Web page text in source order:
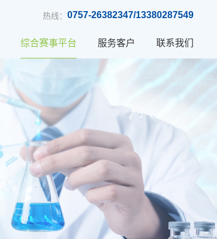
热线： 0757-26382347/13380287549
综合赛事平台 服务客户 联系我们